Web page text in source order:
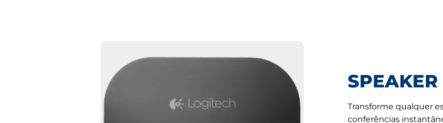
SPEAKER
Transforme qualquer
conferências